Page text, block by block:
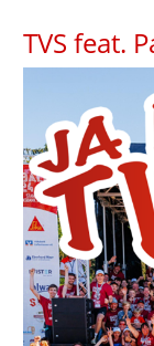
TVS feat.